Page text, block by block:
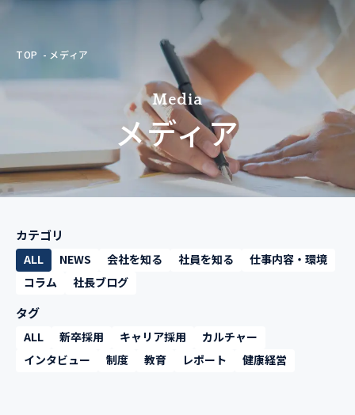
TOP メディア
Media
メディア
カテゴリ
ALL NEWS 会社を知る 社員を知る
仕事内容・環境
コラム
社長ブログ
タグ
ALL 新卒採用 キャリア採用
カルチャー
インタビュー
制度 教育 レポート 健康経営